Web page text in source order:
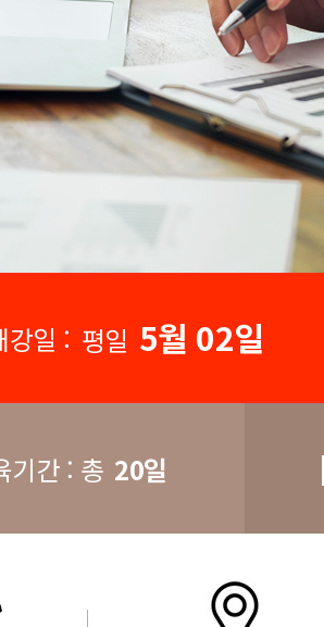
강일 : 평일 5월 02일
기간 : 총 20일